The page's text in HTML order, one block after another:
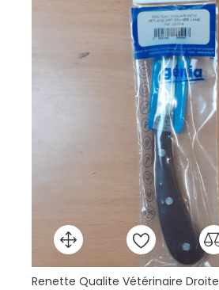
Renette Qualite Vétérinaire Droite